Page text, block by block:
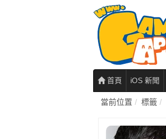
首頁 iOS 新聞
當前位置 標籤